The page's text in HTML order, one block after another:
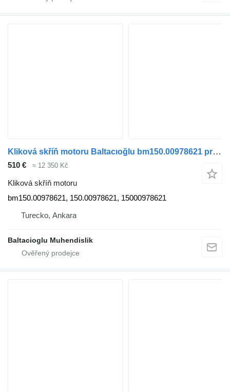
Kliková skříň motoru Baltacıoğlu bm150.00978621 pro autobusy
510 € ≈ 12 350 Kč
Kliková skříň motoru
bm150.00978621, 150.00978621, 15000978621
Turecko, Ankara
Baltacioglu Muhendislik